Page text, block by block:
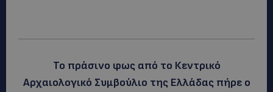
Το πράσινο φως από το Κεντρικό
Αρχαιολογικό Συμβούλιο της Ελλάδας πήρε ο